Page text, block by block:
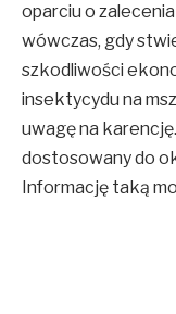
oparciu o
wówczas, gdy
szkodliwości
insektycydu na
uwagę na
dostosowany do
Informację taką